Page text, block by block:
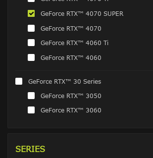
GeForce RTX™ 4070 SUPER
GeForce RTX™ 4070
GeForce RTX™ 4060 Ti
GeForce RTX™ 4060
GeForce RTX™ 30 Series
GeForce RTX™ 3050
GeForce RTX™ 3060
SERIES